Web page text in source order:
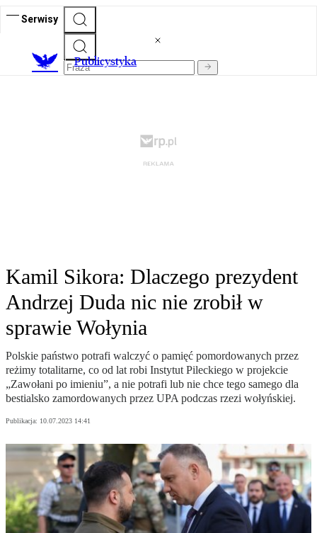
Serwisy
Publicystyka
Kamil Sikora: Dlaczego prezydent
Andrzej Duda nic nie zrobił w
sprawie Wołynia
Polskie państwo potrafi walczyć o pamięć pomordowanych przez
reżimy totalitarne, co od lat robi Instytut Pileckiego w projekcie
„Zawołani po imieniu”, a nie potrafi lub nie chce tego samego dla
bestialsko zamordowanych przez UPA podczas rzezi wołyńskiej.
Publikacja: 10.07.2023 14:41